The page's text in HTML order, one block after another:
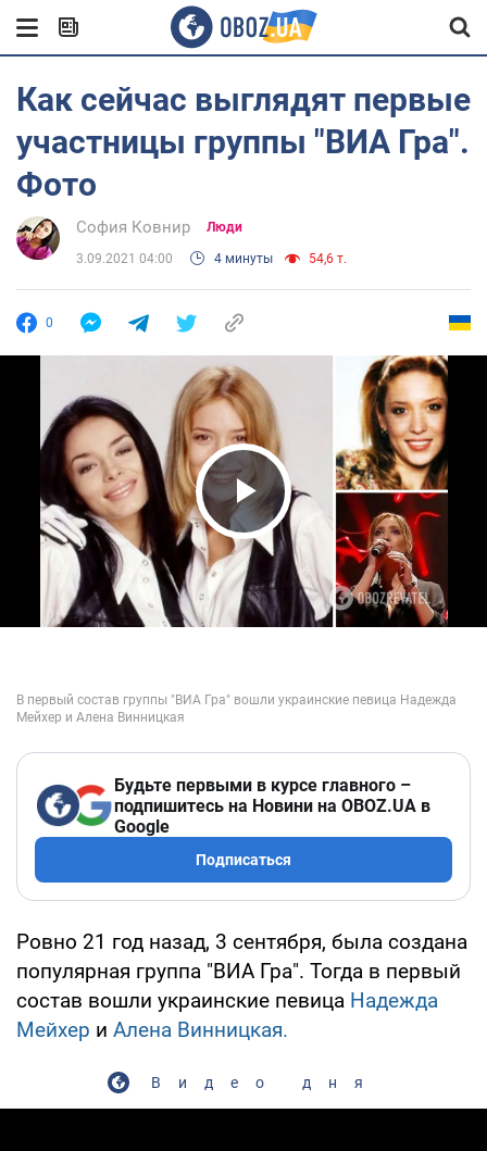
Как сейчас выглядят первые
участницы группы "ВИА Гра".
Фото
София Ковнир Люди
3.09.2021 04:00 4 минуты 54,6 т.
0
Play Video
Будьте первыми в курсе главного –
подпишитесь на Новини на OBOZ.UA в
Google
Подписаться
Ровно 21 год назад, 3 сентября, была создана
популярная группа "ВИА Гра". Тогда в первый
состав вошли украинские певица Надежда
Мейхер и Алена Винницкая.
Видео дня